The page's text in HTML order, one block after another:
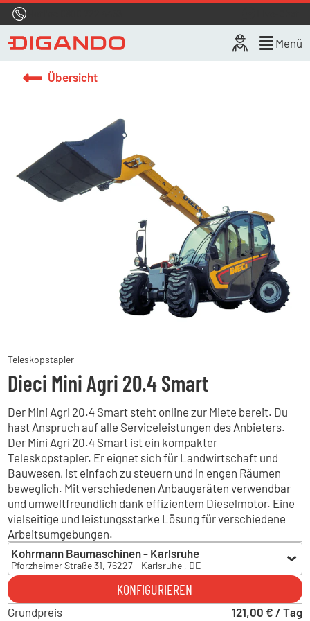
Menü
Übersicht
Teleskopstapler
Dieci Mini Agri 20.4 Smart
Der Mini Agri 20.4 Smart steht online zur Miete bereit. Du
hast Anspruch auf alle Serviceleistungen des Anbieters.
Der Mini Agri 20.4 Smart ist ein kompakter
Teleskopstapler. Er eignet sich für Landwirtschaft und
Bauwesen, ist einfach zu steuern und in engen Räumen
beweglich. Mit verschiedenen Anbaugeräten verwendbar
und umweltfreundlich dank effizientem Dieselmotor. Eine
vielseitige und leistungsstarke Lösung für verschiedene
Arbeitsumgebungen.
Kohrmann Baumaschinen - Karlsruhe
Pforzheimer Straße 31, 76227 - Karlsruhe , DE
Kohrmann Baumaschinen - Karlsruhe
Pforzheimer Straße 31, 76227 - Karlsruhe , DE
Kohrmann Baumaschinen - Albbruck
KONFIGURIEREN
Grundpreis
121,00 € / Tag